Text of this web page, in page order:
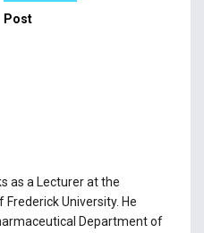
Post
as a Lecturer at the
University. He
Department of